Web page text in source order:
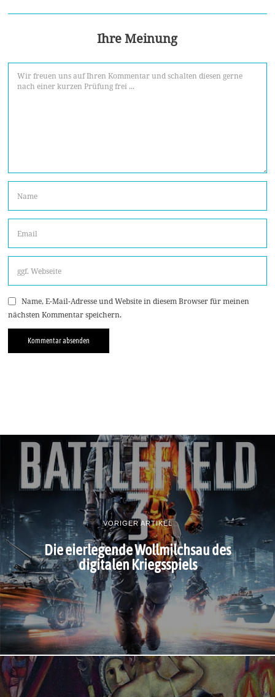
Ihre Meinung
Name, E-Mail-Adresse und Website in diesem Browser für meinen
nächsten Kommentar speichern.
VORIGER ARTIKEL
Die eierlegende Wollmilchsau des
digitalen Kriegsspiels